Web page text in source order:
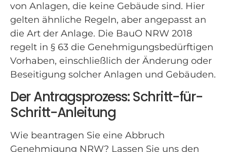
von Anlagen, die keine Gebäude sind. Hier
gelten ähnliche Regeln, aber angepasst an
die Art der Anlage. Die BauO NRW 2018
regelt in § 63 die Genehmigungsbedürftigen
Vorhaben, einschließlich der Änderung oder
Beseitigung solcher Anlagen und Gebäuden.
Der Antragsprozess: Schritt-für-
Schritt-Anleitung
Wie beantragen Sie eine Abbruch
Genehmigung NRW? Lassen Sie uns den